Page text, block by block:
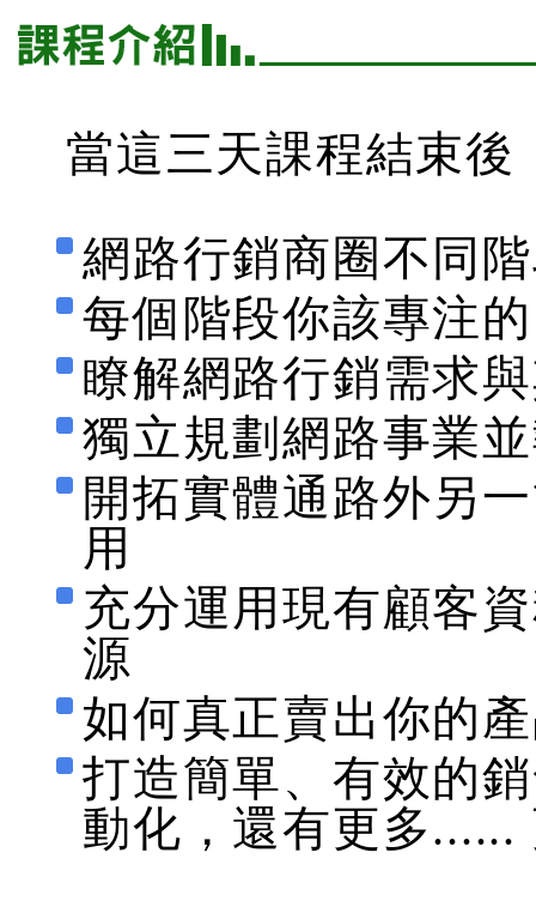
當這三天課程結束
網路行銷商圈不同
每個階段你該專注
瞭解網路行銷需求
獨立規劃網路事業
開拓實體通路外另
用
充分運用現有顧客
源
如何真正賣出你的
打造簡單、有效的
動化，還有更多......